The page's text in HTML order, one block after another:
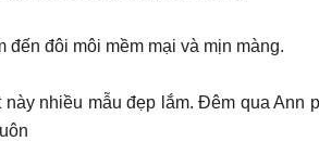
đôi môi mềm mại và mịn màng.
nhiều mẫu đẹp lắm. Đêm qua Ann